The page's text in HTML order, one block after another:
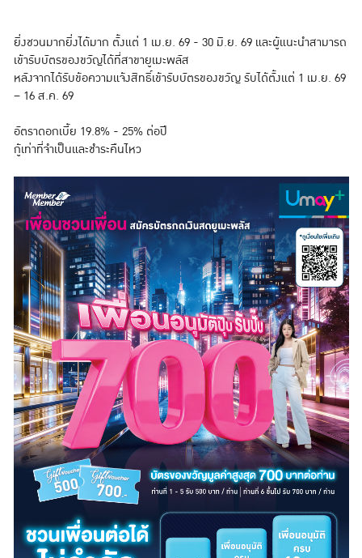
ยิ่งชวนมากยิ่งได้มาก ตั้งแต่ 1 เม.ย. 69 - 30 มิ.ย. 69 และผู้แนะนำสามารถ
เข้ารับบัตรของขวัญได้ที่สาขายูเมะพลัส
หลังจากได้รับข้อความแจ้งสิทธิ์เข้ารับบัตรของขวัญ รับได้ตั้งแต่ 1 เม.ย. 69
– 16 ส.ค. 69
อัตราดอกเบี้ย 19.8% - 25% ต่อปี
กู้เท่าที่จำเป็นและชำระคืนไหว